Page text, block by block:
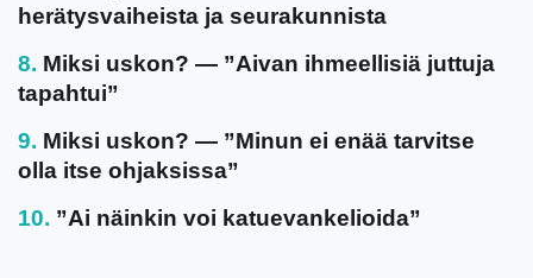
herätysvaiheista ja seurakunnista
Miksi uskon? — ”Aivan ihmeellisiä juttuja
tapahtui”
Miksi uskon? — ”Minun ei enää tarvitse
olla itse ohjaksissa”
”Ai näinkin voi katuevankelioida”